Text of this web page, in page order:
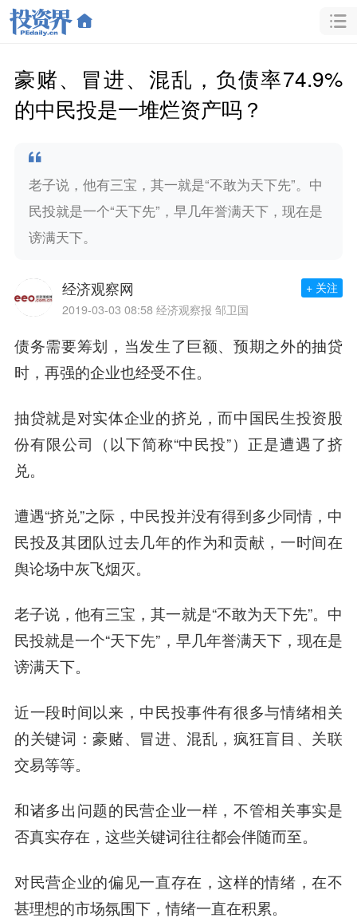
豪赌、冒进、混乱，负债率74.9%
的中民投是一堆烂资产吗？
老子说，他有三宝，其一就是“不敢为天下先”。中
民投就是一个“天下先”，早几年誉满天下，现在是
谤满天下。
经济观察网
2019-03-03 08:58 经济观察报 邹卫国
+ 关注
债务需要筹划，当发生了巨额、预期之外的抽贷
时，再强的企业也经受不住。
抽贷就是对实体企业的挤兑，而中国民生投资股
份有限公司（以下简称“中民投”）正是遭遇了挤
兑。
遭遇“挤兑”之际，中民投并没有得到多少同情，中
民投及其团队过去几年的作为和贡献，一时间在
舆论场中灰飞烟灭。
老子说，他有三宝，其一就是“不敢为天下先”。中
民投就是一个“天下先”，早几年誉满天下，现在是
谤满天下。
近一段时间以来，中民投事件有很多与情绪相关
的关键词：豪赌、冒进、混乱，疯狂盲目、关联
交易等等。
和诸多出问题的民营企业一样，不管相关事实是
否真实存在，这些关键词往往都会伴随而至。
对民营企业的偏见一直存在，这样的情绪，在不
甚理想的市场氛围下，情绪一直在积累。